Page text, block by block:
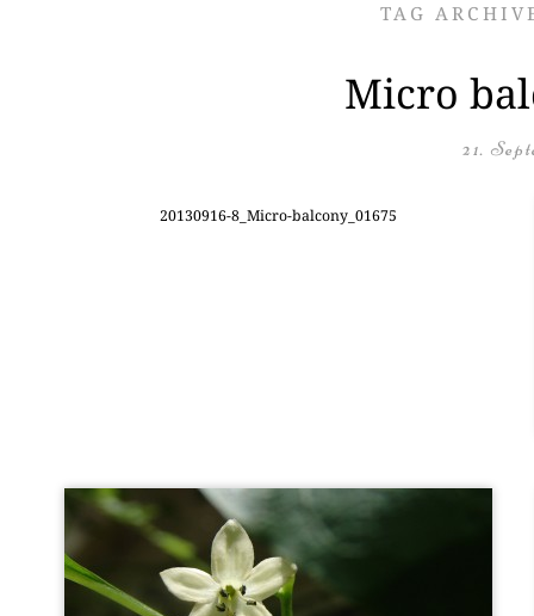
TAG
Micro
21.
20130916-8_Mi­cro-bal­c­o­ny­_01675